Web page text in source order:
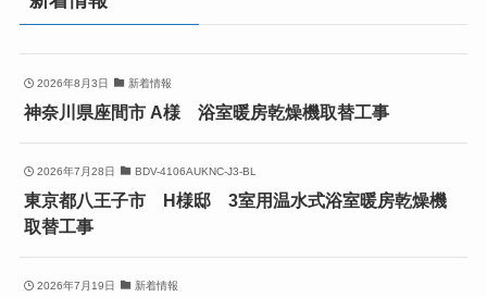
2026年8月3日 新着情報
神奈川県座間市 A様 浴室暖房乾燥機取替工事
2026年7月28日 BDV-4106AUKNC-J3-BL
東京都八王子市 H様邸 3室用温水式浴室暖房乾燥機
取替工事
2026年7月19日 新着情報